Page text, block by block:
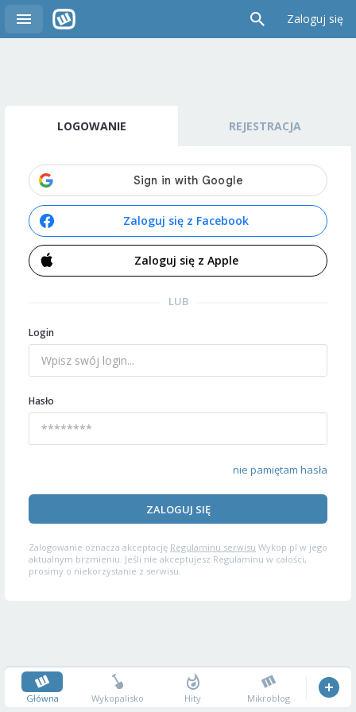
Zaloguj się
LOGOWANIE REJESTRACJA
Zaloguj się z Facebook
Zaloguj się z Apple
LUB
Login
Hasło
nie pamiętam hasła
ZALOGUJ SIĘ
Zalogowanie oznacza akceptację Regulaminu serwisu Wykop.pl w jego
aktualnym brzmieniu. Jeśli nie akceptujesz Regulaminu w całości,
prosimy o niekorzystanie z serwisu.
Główna Wykopalisko Hity Mikroblog